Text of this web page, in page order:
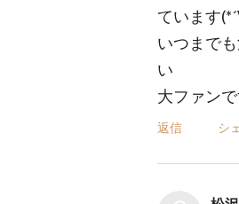
ています
いつまで
い
大ファン
返信 シ